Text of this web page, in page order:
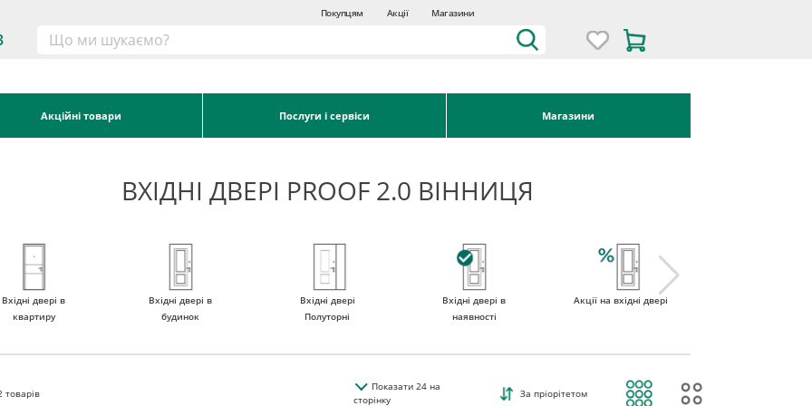
Покупцям Акції Магазини
Акційні товари Послуги і сервіси Магазини
ВХІДНІ ДВЕРІ PROOF 2.0 ВІННИЦЯ
Вхідні двері в
квартиру
Вхідні двері в
будинок
Вхідні двері
Полуторні
Вхідні двері в
наявності
Акції на вхідні двері
товарів
Показати24на
сторінку
За пріорітетом